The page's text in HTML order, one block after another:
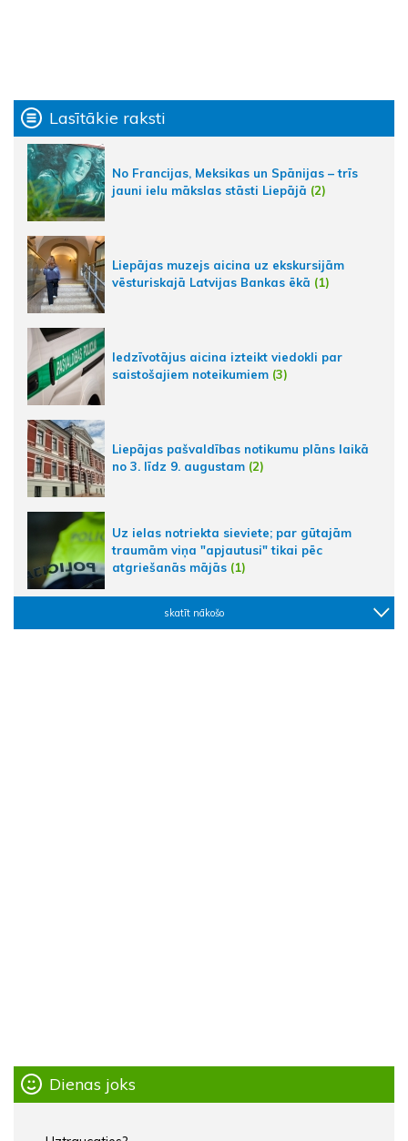
Lasītākie raksti
No Francijas, Meksikas un Spānijas – trīs
jauni ielu mākslas stāsti Liepājā (2)
Liepājas muzejs aicina uz ekskursijām
vēsturiskajā Latvijas Bankas ēkā (1)
Iedzīvotājus aicina izteikt viedokli par
saistošajiem noteikumiem (3)
Liepājas pašvaldības notikumu plāns laikā
no 3. līdz 9. augustam (2)
Uz ielas notriekta sieviete; par gūtajām
traumām viņa "apjautusi" tikai pēc
atgriešanās mājās (1)
skatīt nākošo
Dienas joks